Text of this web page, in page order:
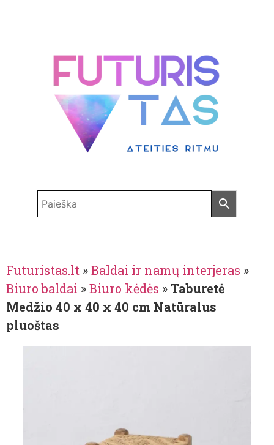
Futuristas.lt »Baldai ir namų interjeras »
Biuro baldai »Biuro kėdės »Taburetė
Medžio 40 x 40 x 40 cm Natūralus
pluoštas